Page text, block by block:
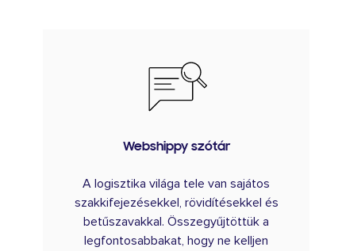
Webshippy szótár
A logisztika világa tele van sajátos
szakkifejezésekkel, rövidítésekkel és
betűszavakkal. Összegyűjtöttük a
legfontosabbakat, hogy ne kelljen